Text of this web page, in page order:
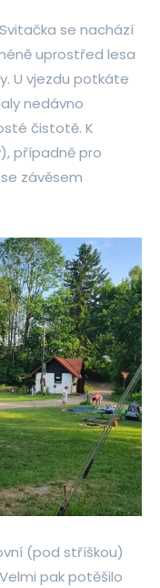
se nachází
uprostřed lesa
U vjezdu potkáte
nedávno
čistotě. K
případně pro
závěsem
(pod stříškou)
pak potěšilo